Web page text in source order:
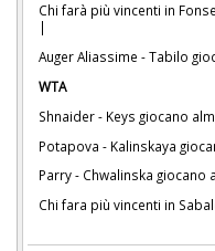
Chi farà più vincenti in
|
Auger Aliassime - Tabilo
WTA
Shnaider - Keys giocano
Potapova - Kalinskaya
Parry - Chwalinska giocano
Chi fara più vincenti in